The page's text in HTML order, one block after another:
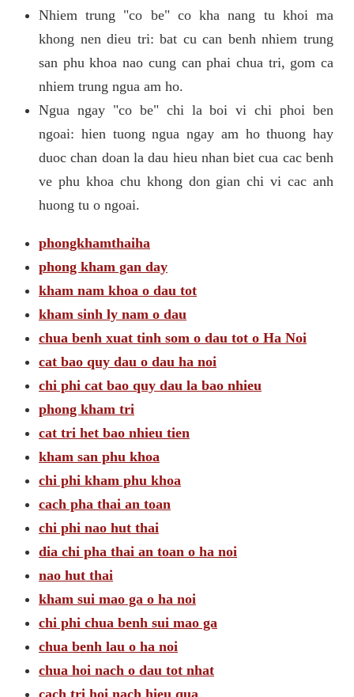
Nhiem trung "co be" co kha nang tu khoi ma
khong nen dieu tri: bat cu can benh nhiem trung
san phu khoa nao cung can phai chua tri, gom ca
nhiem trung ngua am ho.
Ngua ngay "co be" chi la boi vi chi phoi ben
ngoai: hien tuong ngua ngay am ho thuong hay
duoc chan doan la dau hieu nhan biet cua cac benh
ve phu khoa chu khong don gian chi vi cac anh
huong tu o ngoai.
phongkhamthaiha
phong kham gan day
kham nam khoa o dau tot
kham sinh ly nam o dau
chua benh xuat tinh som o dau tot o Ha Noi
cat bao quy dau o dau ha noi
chi phi cat bao quy dau la bao nhieu
phong kham tri
cat tri het bao nhieu tien
kham san phu khoa
chi phi kham phu khoa
cach pha thai an toan
chi phi nao hut thai
dia chi pha thai an toan o ha noi
nao hut thai
kham sui mao ga o ha noi
chi phi chua benh sui mao ga
chua benh lau o ha noi
chua hoi nach o dau tot nhat
cach tri hoi nach hieu qua